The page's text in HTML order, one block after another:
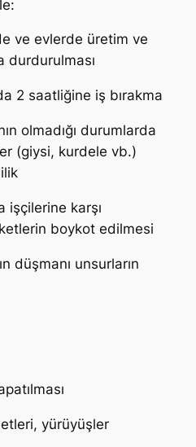
ve evlerde üretim ve
durdurulması
2 saatliğine iş bırakma
olmadığı durumlarda
(giysi, kurdele vb.)
işçilerine karşı
boykot edilmesi
düşmanı unsurların
yürüyüşler